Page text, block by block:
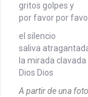
gritos golpes y
por favor por
el silencio
saliva
la mirada clavada
Dios Dios
A partir de una